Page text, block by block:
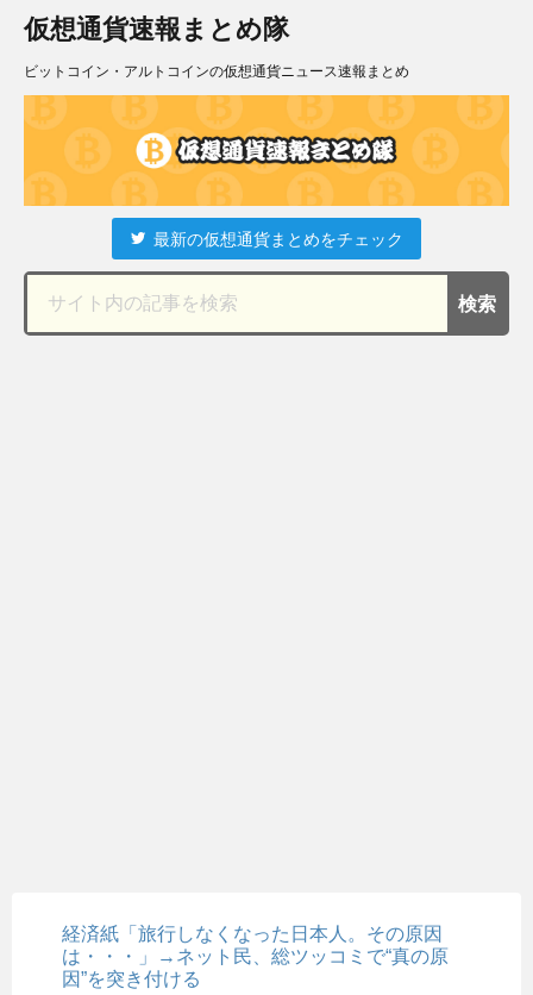
仮想通貨速報まとめ隊
ビットコイン・アルトコインの仮想通貨ニュース速報まとめ
最新の仮想通貨まとめをチェック
経済紙「旅行しなくなった日本人。その原因
は・・・」→ネット民、総ツッコミで“真の原
因”を突き付ける